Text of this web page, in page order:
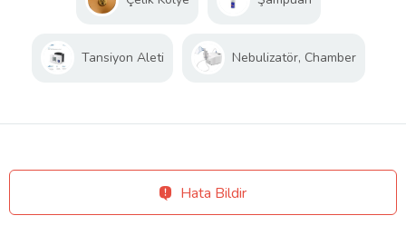
Tansiyon Aleti Nebulizatör, Chamber
Hata Bildir